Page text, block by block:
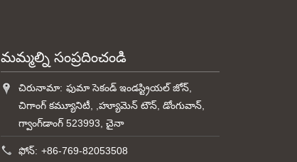
మమ్మల్ని సంప్రదించండి
చిరునామా: ఫుమా సెకండ్ ఇండస్ట్రియల్ జోన్,
చిగాంగ్ కమ్యూనిటీ, ,హ్యూమెన్ టౌన్, డోంగువాన్,
గ్వాంగ్‌డాంగ్ 523993, చైనా
ఫోన్: +86-769-82053508